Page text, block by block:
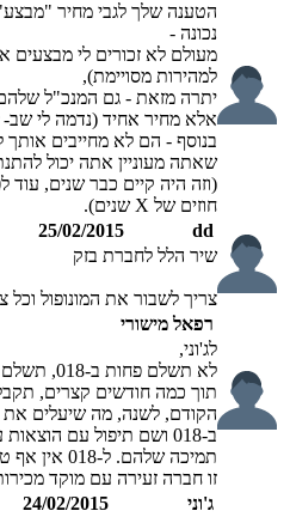
נכונה -
מעולם לא זכורים לי
למהירות מסויימת),
יתרה מזאת - גם המנכ"ל
אלא מחיר אחיד (נדמה לי שב- The Marker).
בנוסף - הם לא מחייבים אותך
שאתה מעוניין אתה יכול
(וזה היה קיים כבר שנים, עוד
חוזים של X שנים).
dd
25/02/2015
שיר הלל לחברת בזק
צריך לשבור את המונופול וכל
רפאל מישורי
לג'וני,
לא תשלם פחות ב-018, תשלם יותר
תוך כמה חודשים קצרים,
הקודם, לשנה, מה שיעלים את
ב-018 ושם תיפול עם
תמיכה
זו חברה זעירה עם מוקד
ג'וני
24/02/2015